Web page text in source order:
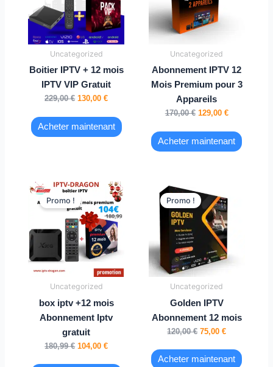
Uncategorized
Boitier IPTV + 12 mois
IPTV VIP Gratuit
229,00€ 130,00€
Acheter maintenant
Uncategorized
Abonnement IPTV 12
Mois Premium pour 3
Appareils
170,00€ 129,00 €
Acheter maintenant
Promo !
Uncategorized
box iptv +12 mois
Abonnement Iptv
gratuit
180,99€
Le
initial
était :
180,99 €.
104,00€
Le
prix
actuel
est :
104,00 €.
Promo !
Uncategorized
Golden IPTV
Abonnement 12 mois
120,00€
prix
initial
était :
120,00 €.
75,00€
prix
actuel
75,00 €.
Acheter maintenant